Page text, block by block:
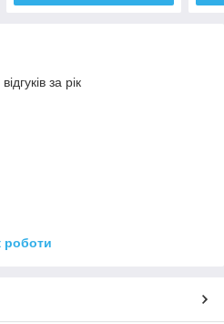
за рік
роботи